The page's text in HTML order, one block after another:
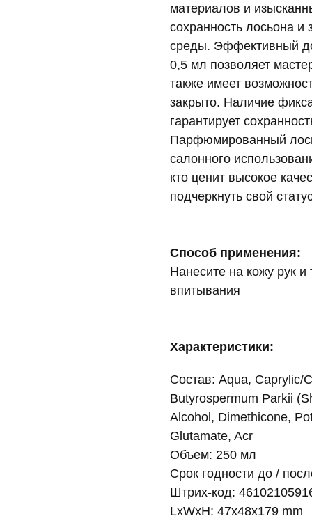
материалов и
сохранность лосьона
среды. Эффективный
0,5 мл позволяет
также имеет
закрыто. Наличие
гарантирует
Парфюмированный
салонного
кто ценит высокое
подчеркнуть свой
Способ применения:
Нанесите на кожу рук
впитывания
Характеристики:
Состав: Aqua, Caprylic/
Butyrospermum Parkii
Alcohol, Dimethicone,
Glutamate, Acr
Объем: 250 мл
Срок годности до /
Штрих-код:
LxWxH: 47x48x179 mm